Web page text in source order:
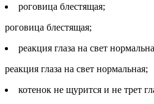
роговица блестящая;
роговица блестящая;
реакция глаза на свет
реакция глаза на свет нормальная;
котенок не щурится и не трет